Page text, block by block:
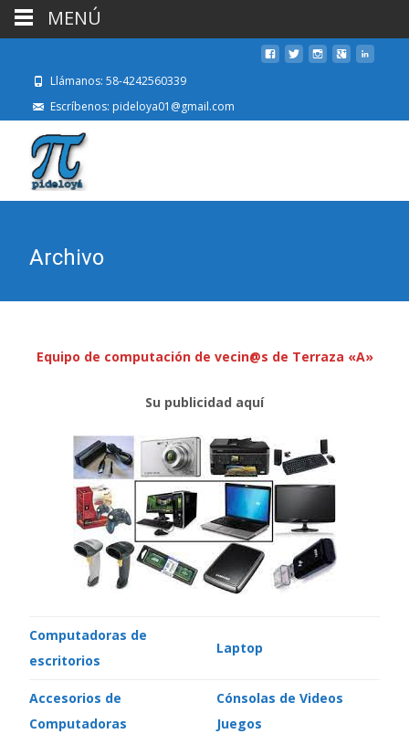
Llámanos: 58-4242560339
Escríbenos: pideloya01@gmail.com
Archivo
Equipo de computación de vecin@s de Terraza «A»
Su publicidad aquí
Computadoras de
escritorios
Laptop
Accesorios de
Computadoras
Cónsolas de Videos
Juegos
MENÚ